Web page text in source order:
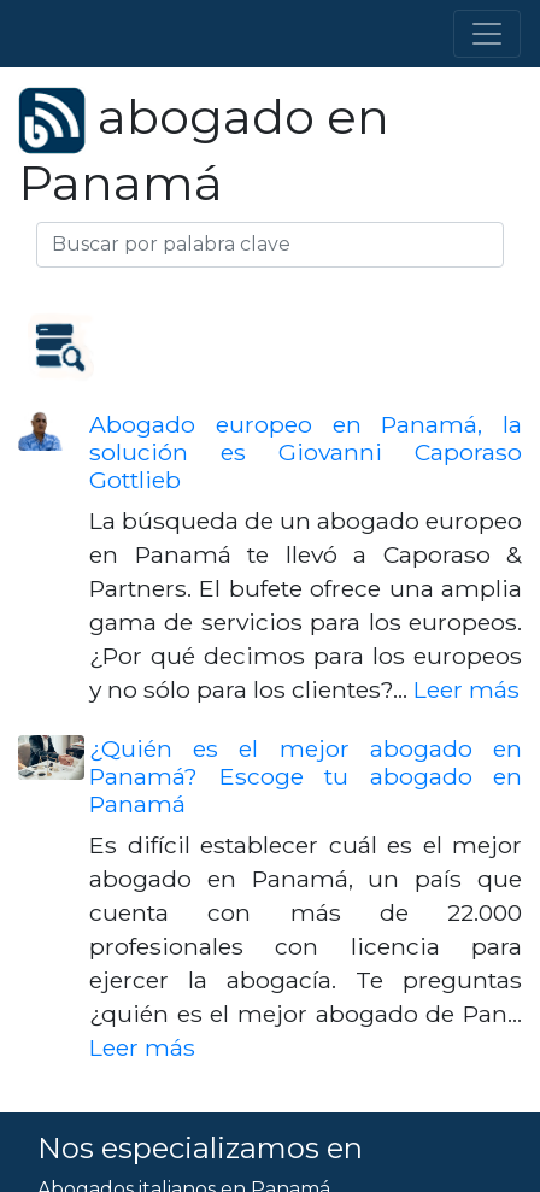
abogado en
Panamá
Abogado europeo en Panamá, la
solución es Giovanni Caporaso
Gottlieb
La búsqueda de un abogado europeo
en Panamá te llevó a Caporaso &
Partners. El bufete ofrece una amplia
gama de servicios para los europeos.
¿Por qué decimos para los europeos
y no sólo para los clientes?… Leer más
¿Quién es el mejor abogado en
Panamá? Escoge tu abogado en
Panamá
Es difícil establecer cuál es el mejor
abogado en Panamá, un país que
cuenta con más de 22.000
profesionales con licencia para
ejercer la abogacía. Te preguntas
¿quién es el mejor abogado de Pan…
Leer más
Nos especializamos en